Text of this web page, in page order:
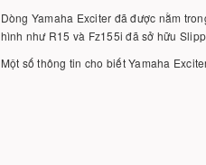
Dòng Yamaha Exciter đã được nằm
hình như R15 và Fz155i đã sở hữu
Một số thông tin cho biết Yamaha